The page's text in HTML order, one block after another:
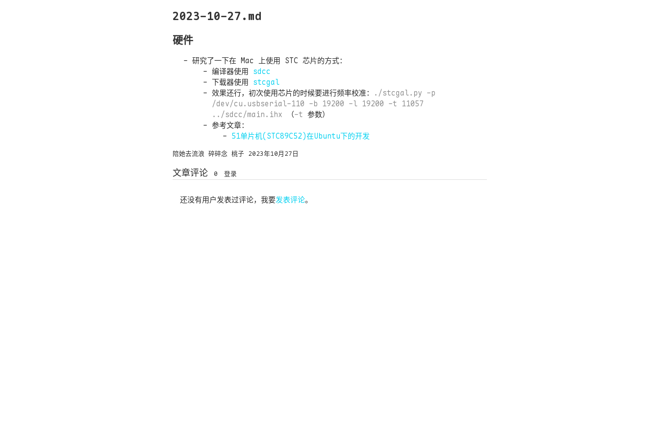
2023-10-27.md
硬件
研究了一下在 Mac 上使用 STC 芯片的方式：
编译器使用 sdcc
下载器使用 stcgal
效果还行，初次使用芯片的时候要进行频率校准：
./stcgal.py -p
/dev/cu.usbserial-110 -b 19200 -l 19200 -t 11057
../sdcc/main.ihx （-t 参数）
参考文章：
51单片机(STC89C52)在Ubuntu下的开发
陪她去流浪 碎碎念 桃子 2023年10月27日
文章评论 0 登录
还没有用户发表过评论，我要发表评论。